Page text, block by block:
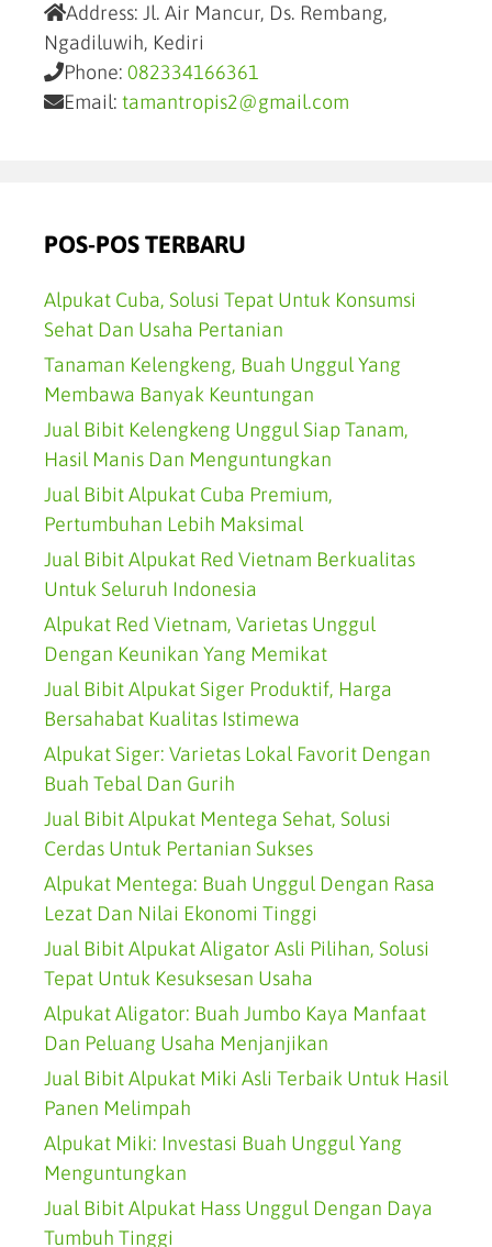
Address: Jl. Air Mancur, Ds. Rembang,
Ngadiluwih, Kediri
Phone: 082334166361
Email: tamantropis2@gmail.com
POS-POS TERBARU
Alpukat Cuba, Solusi Tepat Untuk Konsumsi
Sehat Dan Usaha Pertanian
Tanaman Kelengkeng, Buah Unggul Yang
Membawa Banyak Keuntungan
Jual Bibit Kelengkeng Unggul Siap Tanam,
Hasil Manis Dan Menguntungkan
Jual Bibit Alpukat Cuba Premium,
Pertumbuhan Lebih Maksimal
Jual Bibit Alpukat Red Vietnam Berkualitas
Untuk Seluruh Indonesia
Alpukat Red Vietnam, Varietas Unggul
Dengan Keunikan Yang Memikat
Jual Bibit Alpukat Siger Produktif, Harga
Bersahabat Kualitas Istimewa
Alpukat Siger: Varietas Lokal Favorit Dengan
Buah Tebal Dan Gurih
Jual Bibit Alpukat Mentega Sehat, Solusi
Cerdas Untuk Pertanian Sukses
Alpukat Mentega: Buah Unggul Dengan Rasa
Lezat Dan Nilai Ekonomi Tinggi
Jual Bibit Alpukat Aligator Asli Pilihan, Solusi
Tepat Untuk Kesuksesan Usaha
Alpukat Aligator: Buah Jumbo Kaya Manfaat
Dan Peluang Usaha Menjanjikan
Jual Bibit Alpukat Miki Asli Terbaik Untuk Hasil
Panen Melimpah
Alpukat Miki: Investasi Buah Unggul Yang
Menguntungkan
Jual Bibit Alpukat Hass Unggul Dengan Daya
Tumbuh Tinggi